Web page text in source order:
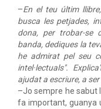
–En el teu últim
busca les petjades,
dona, per trobar-se
banda, dediques la
he admirat pel seu
intel·lectuals".
ajudat a escriure, a
–Jo sempre he sabut
fa important, guanya